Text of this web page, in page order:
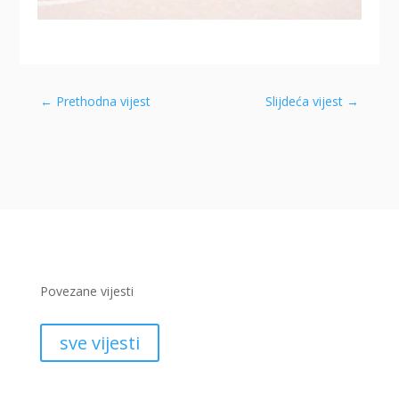
← Prethodna vijest Slijdeća vijest →
Povezane vijesti
sve vijesti